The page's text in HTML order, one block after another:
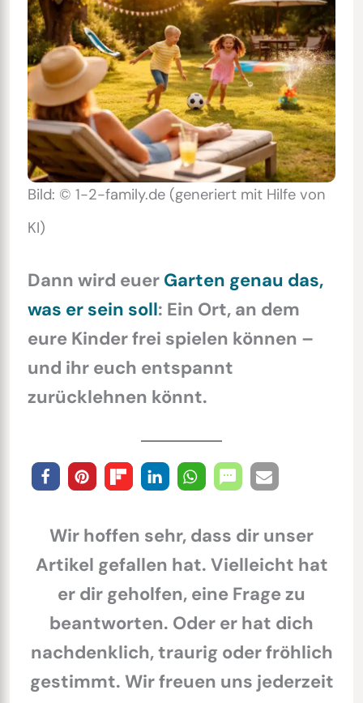
Bild: © 1-2-family.de (generiert mit Hilfe von
KI)
Dann wird euer Garten genau das,
was er sein soll: Ein Ort, an dem
eure Kinder frei spielen können –
und ihr euch entspannt
zurücklehnen könnt.
Wir hoffen sehr, dass dir unser
Artikel gefallen hat. Vielleicht hat
er dir geholfen, eine Frage zu
beantworten. Oder er hat dich
nachdenklich, traurig oder fröhlich
gestimmt. Wir freuen uns jederzeit